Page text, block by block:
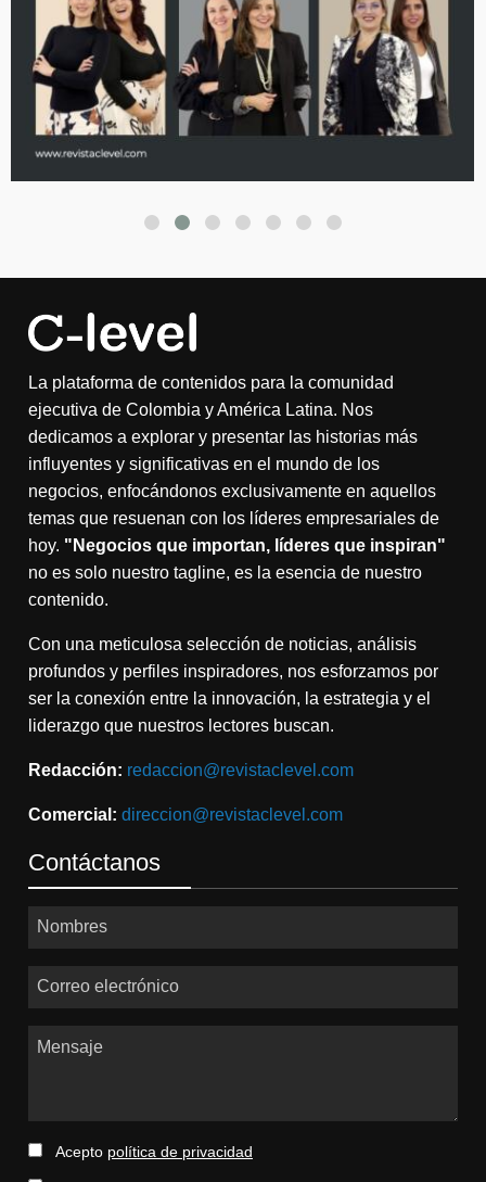
La plataforma de contenidos para la comunidad
ejecutiva de Colombia y América Latina. Nos
dedicamos a explorar y presentar las historias más
influyentes y significativas en el mundo de los
negocios, enfocándonos exclusivamente en aquellos
temas que resuenan con los líderes empresariales de
hoy. "Negocios que importan, líderes que inspiran"
no es solo nuestro tagline, es la esencia de nuestro
contenido.
Con una meticulosa selección de noticias, análisis
profundos y perfiles inspiradores, nos esforzamos por
ser la conexión entre la innovación, la estrategia y el
liderazgo que nuestros lectores buscan.
Redacción: redaccion@revistaclevel.com
Comercial: direccion@revistaclevel.com
Contáctanos
Nombres
Correo electrónico
Mensaje
Acepto política de privacidad